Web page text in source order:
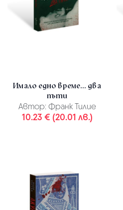
Имало едно време... два
пъти
Автор: Франк Тилие
10.23 € (20.01 лв.)